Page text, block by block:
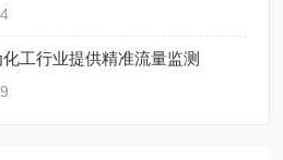
工行业提供精准流量监测